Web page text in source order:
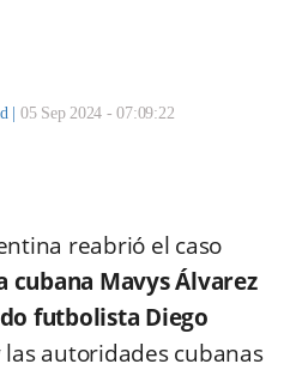
| 05 Sep 2024 - 07:09:22
reabrió el caso
cubana Mavys Álvarez
futbolista Diego
las autoridades cubanas